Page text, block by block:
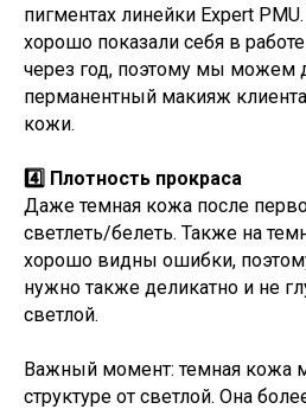
пигментах линейки Expert
хорошо показали себя в
через год, поэтому мы можем
перманентный макияж
кожи.
4️⃣ Плотность прокраса
Даже темная кожа после
светлеть/белеть. Также на
хорошо видны ошибки,
нужно также деликатно и не
светлой.
Важный момент: темная кожа
структуре от светлой. Она